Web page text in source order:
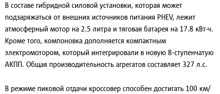
В составе гибридной силовой установки, которая может
подзаряжаться от внешних источников питания PHEV, лежит
атмосферный мотор на 2.5 литра и тяговая батарея на 17.8 кВт-ч.
Кроме того, компоновка дополняется компактным
электромотором, который интегрировали в новую 8-ступенчатую
АКПП. Общая производительность агрегатов составляет 327 л.с.
В режиме пиковой отдачи кроссовер способен достигать 100 км/